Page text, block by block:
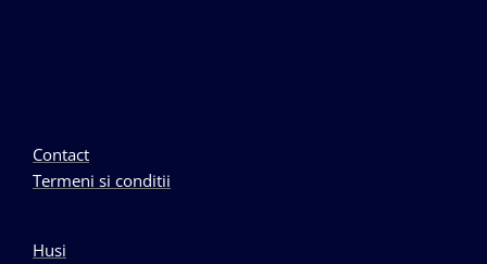
Contact
Termeni si conditii
Husi